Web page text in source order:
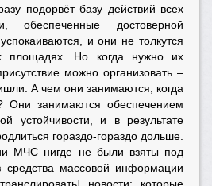
подорвёт базу действий всех
обеспеченные достоверной
и они не толкутся
площадях. Но когда нужно их
можно организовать –
А чем они занимаются, когда
занимаются обеспечением
устойчивости, и в результате
гораздо-гораздо дольше.
МЧС нигде не были взяты под
средства массовой информации